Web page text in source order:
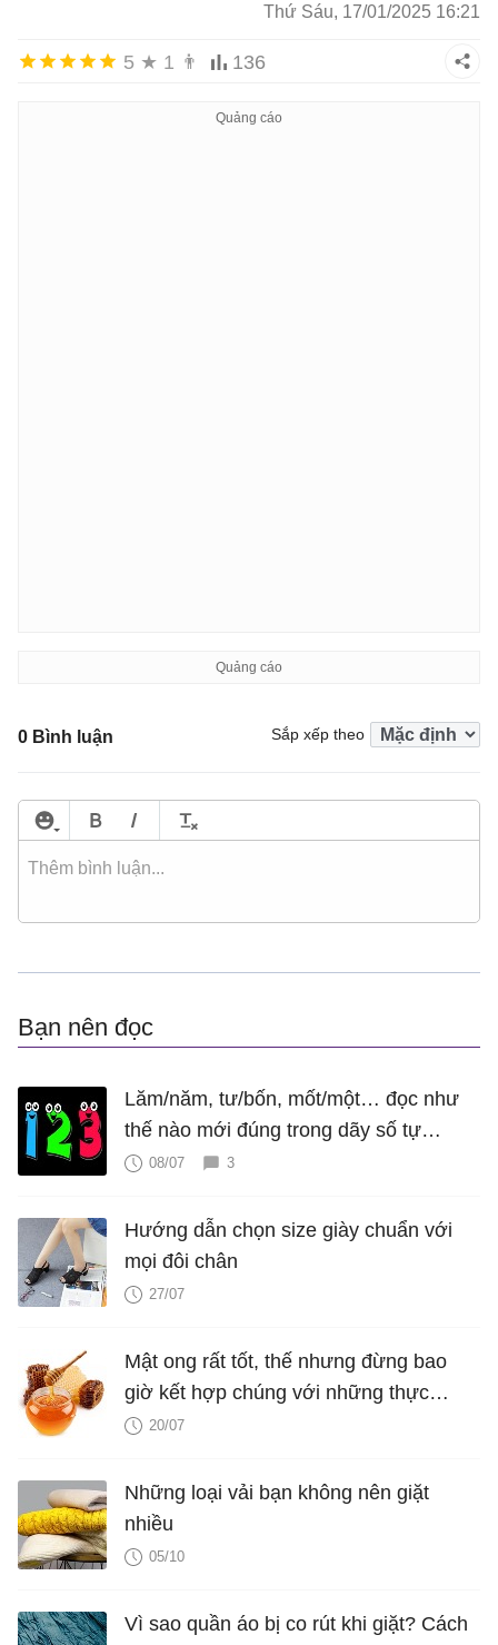
Thứ Sáu, 17/01/2025 16:21
5 ★ 1 👨 136
0 Bình luận Sắp xếp theo
Bạn nên đọc
Lăm/năm, tư/bốn, mốt/một… đọc như
thế nào mới đúng trong dãy số tự
nhiên?
08/07 3
Hướng dẫn chọn size giày chuẩn với
mọi đôi chân
27/07
Mật ong rất tốt, thế nhưng đừng bao
giờ kết hợp chúng với những thực
phẩm này
20/07
Những loại vải bạn không nên giặt
nhiều
05/10
Vì sao quần áo bị co rút khi giặt? Cách